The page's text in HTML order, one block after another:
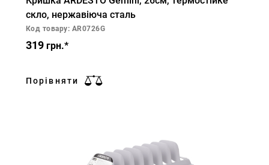
скло, нержавіюча сталь
Код товару: AR0726G
319 грн.*
Порівняти